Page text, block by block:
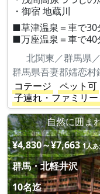
・御宿 地蔵川
■草津温泉＝車で30
■万座温泉＝車で40
北関東／群馬県
群馬県吾妻郡嬬恋
コテージ
ペット可
子連れ・ファミリー
自然に囲ま
¥4,830～¥7,663 1人
群馬・北軽井沢
10名迄